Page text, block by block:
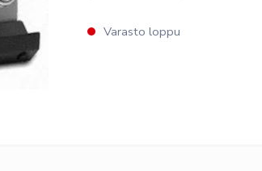
Varasto loppu